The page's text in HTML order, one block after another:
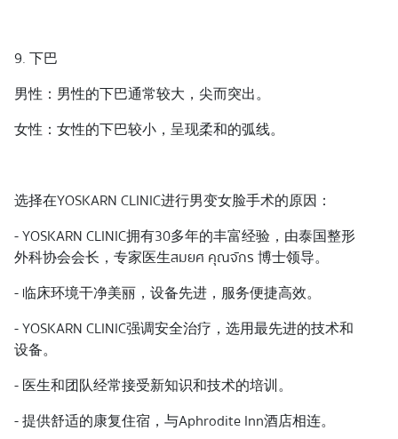
9. 下巴
男性：男性的下巴通常较大，尖而突出。
女性：女性的下巴较小，呈现柔和的弧线。
选择在YOSKARN CLINIC进行男变女脸手术的原因：
- YOSKARN CLINIC拥有30多年的丰富经验，由泰国整形
外科协会会长，专家医生สมยศ คุณจักร 博士领导。
- 临床环境干净美丽，设备先进，服务便捷高效。
- YOSKARN CLINIC强调安全治疗，选用最先进的技术和
设备。
- 医生和团队经常接受新知识和技术的培训。
- 提供舒适的康复住宿，与Aphrodite Inn酒店相连。